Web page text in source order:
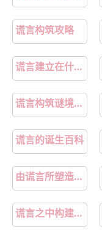
谎言构筑攻略
谎言建立在什么之上
谎言构筑谜境攻略
谎言的诞生百科
由谎言所塑造出来的伪神
谎言之中构建起来的朦胧